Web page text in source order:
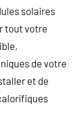
solaires
tout votre
de votre
et de